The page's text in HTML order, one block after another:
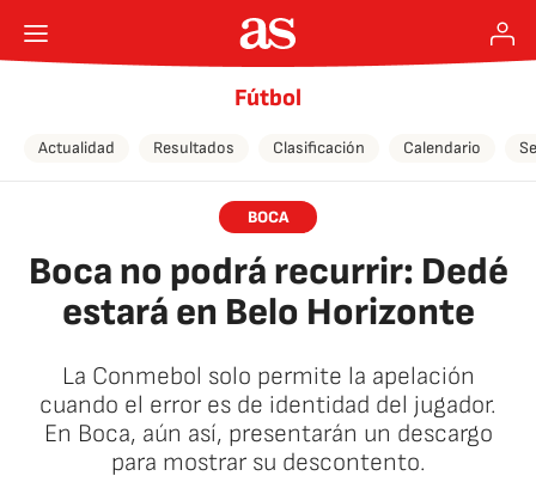
Fútbol
Actualidad Resultados Clasificación Calendario
BOCA
Boca no podrá recurrir: Dedé
estará en Belo Horizonte
La Conmebol solo permite la apelación
cuando el error es de identidad del jugador.
En Boca, aún así, presentarán un descargo
para mostrar su descontento.